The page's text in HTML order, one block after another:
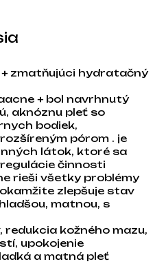
zmatňujúci hydratačný
+ bol navrhnutý
aknóznu pleť so
bodiek,
pórom . je
látok, ktoré sa
činnosti
rieši všetky problémy
zlepšuje stav
matnou, s
redukcia kožného mazu,
upokojenie
a matná pleť